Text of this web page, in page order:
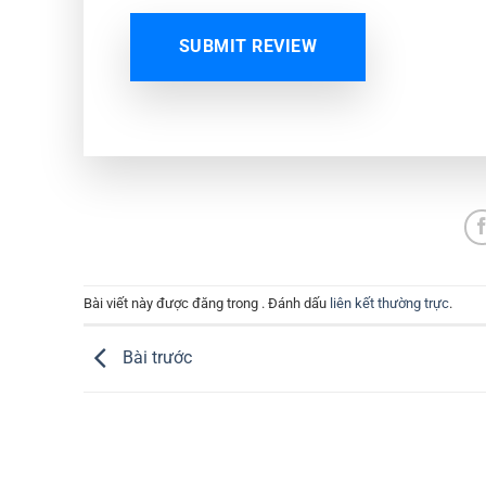
SUBMIT REVIEW
Bài viết này được đăng trong . Đánh dấu liên kết thường trực.
Bài trước